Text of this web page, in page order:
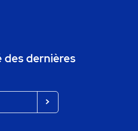
des dernières